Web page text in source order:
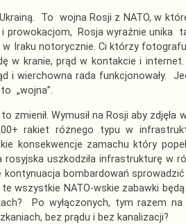
To wojna Rosji z NATO, w
prowokacjom, Rosja wyraźnie unika
Iraku notorycznie. Ci którzy
w kranie, prąd w kontakcie i
i wierchowna rada funkcjonowały.
„wojna”.
zmienił. Wymusił na Rosji aby
rakiet różnego typu w
konsekwencje zamachu który
rosyjska uszkodziła infrastrukturę w
kontynuacja bombardowań
wszystkie NATO-wskie zabawki
Po wyłączonych, tym razem
bez prądu i bez kanalizacji?